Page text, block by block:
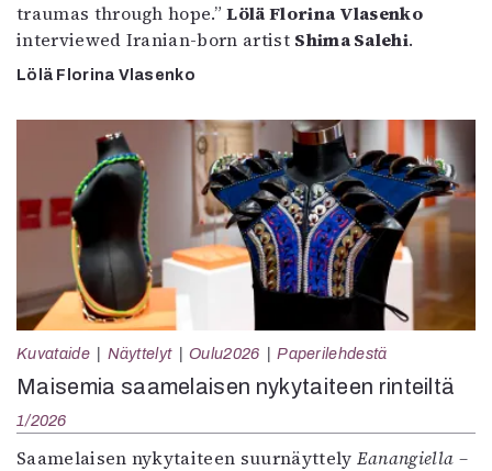
traumas through hope.”Lölä Florina Vlasenko
interviewed Iranian-born artist Shima Salehi.
Lölä Florina Vlasenko
Kuvataide Näyttelyt Oulu2026 Paperilehdestä
Maisemia saamelaisen nykytaiteen rinteiltä
1/2026
Saamelaisen nykytaiteen suurnäyttely Eanangiella –